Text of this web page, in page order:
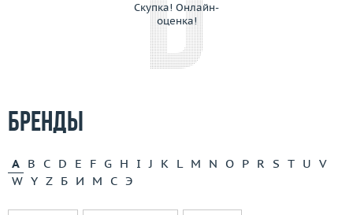
Скупка! Онлайн-
оценка!
Бренды
A B C D E F G H I J K L M N O P R S T U V
W Y Z Б И М С Э